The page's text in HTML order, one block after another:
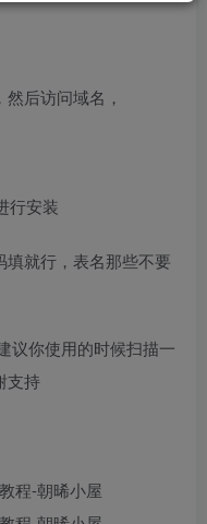
后访问域名，
行安装
就行，表名那些不要
议你使用的时候扫描一
支持